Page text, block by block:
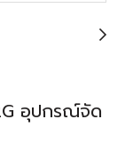
อุปกรณ์จัด